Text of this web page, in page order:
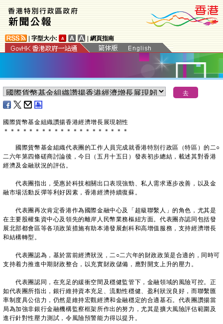
字型大小: 網頁指南
國際貨幣基金組織讚揚香港經濟增長展現韌性
＊ ＊ ＊ ＊ ＊ ＊ ＊ ＊ ＊ ＊ ＊ ＊ ＊ ＊ ＊ ＊ ＊ ＊ ＊ ＊
國際貨幣基金組織代表團的工作人員完成就香港特別行政區（特區）的二○
二六年第四條磋商討論後，今日（五月十五日）發表初步總結，載述其對香港
經濟及金融狀況的評估。
代表團指出，受惠於科技相關出口表現強勁、私人需求逐步改善，以及金
融市場活動反彈等利好因素，香港經濟持續復蘇。
代表團再次肯定香港作為國際金融中心及「超級聯繫人」的角色，尤其是
在主要股權集資中心及領先的離岸人民幣業務樞紐方面。代表團亦認同包括發
展北部都會區等各項政策措施有助本港發展創科和高增值服務，支持經濟增長
和結構轉型。
代表團認為，基於當前經濟狀況，二○二六年的財政政策是合適的，同時可
支持着力推進中期財政整合，以充實財政儲備，應對開支上升的壓力。
代表團認同，在充足的緩衝空間及穩健監管下，金融領域的風險可控。正
如代表團所指出，銀行維持資本充足、流動性穩健、盈利狀況良好，而聯繫匯
率制度具公信力，仍然是維持宏觀經濟和金融穩定的合適基石。代表團讚揚當
局為加強非銀行金融機構監察框架所作出的努力，尤其是擴大風險評估範圍及
進行針對性壓力測試，令風險預警能力得以提升。